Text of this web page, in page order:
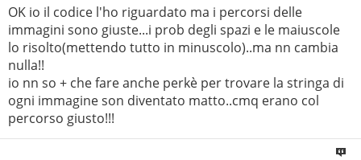
OK io il codice l'ho riguardato ma i percorsi delle
immagini sono giuste...i prob degli spazi e le maiuscole
lo risolto(mettendo tutto in minuscolo)..ma nn cambia
nulla!!
io nn so + che fare anche perkè per trovare la stringa di
ogni immagine son diventato matto..cmq erano col
percorso giusto!!!